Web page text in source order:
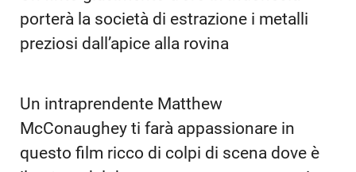
mineraria Bre-X del 1993.
porterà la società di estrazione i metalli
preziosi dall’apice alla rovina